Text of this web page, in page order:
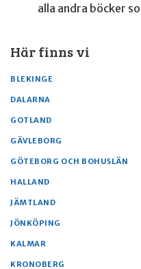
alla andra böcker
Här finns vi
BLEKINGE
DALARNA
GOTLAND
GÄVLEBORG
GÖTEBORG OCH BOHUSLÄN
HALLAND
JÄMTLAND
JÖNKÖPING
KALMAR
KRONOBERG